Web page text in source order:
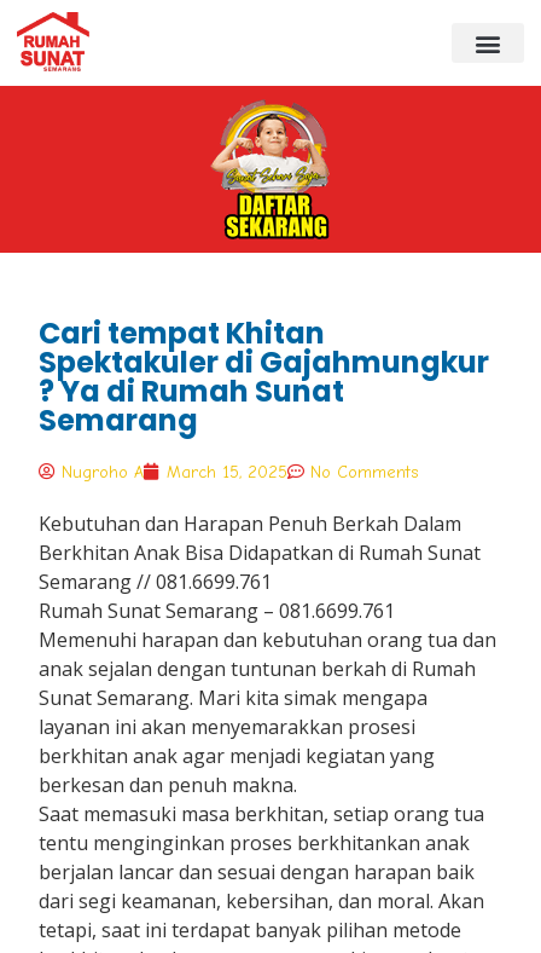
Cari tempat Khitan
Spektakuler di Gajahmungkur
? Ya di Rumah Sunat
Semarang
Nugroho A March 15, 2025 No Comments
Kebutuhan dan Harapan Penuh Berkah Dalam
Berkhitan Anak Bisa Didapatkan di Rumah Sunat
Semarang // 081.6699.761
Rumah Sunat Semarang – 081.6699.761
Memenuhi harapan dan kebutuhan orang tua dan
anak sejalan dengan tuntunan berkah di Rumah
Sunat Semarang. Mari kita simak mengapa
layanan ini akan menyemarakkan prosesi
berkhitan anak agar menjadi kegiatan yang
berkesan dan penuh makna.
Saat memasuki masa berkhitan, setiap orang tua
tentu menginginkan proses berkhitankan anak
berjalan lancar dan sesuai dengan harapan baik
dari segi keamanan, kebersihan, dan moral. Akan
tetapi, saat ini terdapat banyak pilihan metode